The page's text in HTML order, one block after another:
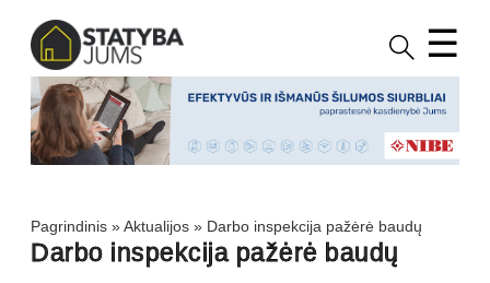
☰
Pagrindinis »Aktualijos » Darbo inspekcija pažėrė baudų
Darbo inspekcija pažėrė baudų